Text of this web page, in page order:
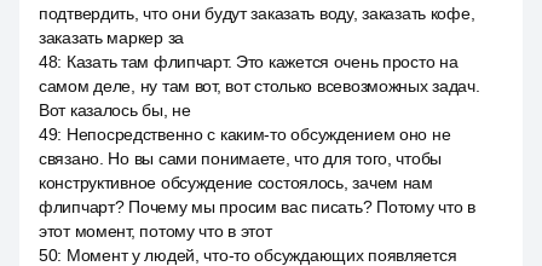
подтвердить, что они будут заказать воду, заказать кофе,
заказать маркер за
48: Казать там флипчарт. Это кажется очень просто на
самом деле, ну там вот, вот столько всевозможных задач.
Вот казалось бы, не
49: Непосредственно с каким-то обсуждением оно не
связано. Но вы сами понимаете, что для того, чтобы
конструктивное обсуждение состоялось, зачем нам
флипчарт? Почему мы просим вас писать? Потому что в
этот момент, потому что в этот
50: Момент у людей, что-то обсуждающих появляется